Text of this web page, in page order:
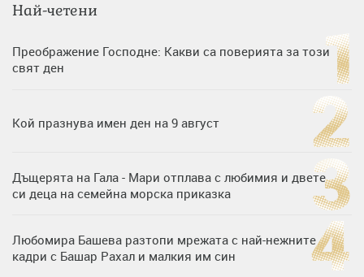
Най-четени
Преображение Господне: Какви са поверията за този
свят ден
Кой празнува имен ден на 9 август
Дъщерята на Гала - Мари отплава с любимия и двете
си деца на семейна морска приказка
Любомира Башева разтопи мрежата с най-нежните
кадри с Башар Рахал и малкия им син